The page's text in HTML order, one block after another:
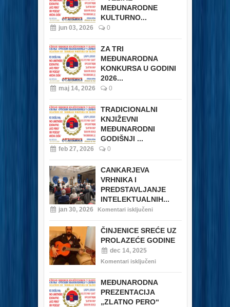
MEĐUNARODNE
KULTURNO...
jun 03, 2026 0
ZA TRI
MEĐUNARODNA
KONKURSA U GODINI
2026...
maj 14, 2026 0
TRADICIONALNI
KNJIŽEVNI
MEĐUNARODNI
GODIŠNJI ...
feb 27, 2026 0
CANKARJEVA
VRHNIKA I
PREDSTAVLJANJE
INTELEKTUALNIH...
jan 30, 2026 Komentari isključeni
ČINJENICE SREĆE UZ
PROLAZEĆE GODINE
dec 14, 2025
Komentari isključeni
MEĐUNARODNA
PREZENTACIJA
„ZLATNO PERO“